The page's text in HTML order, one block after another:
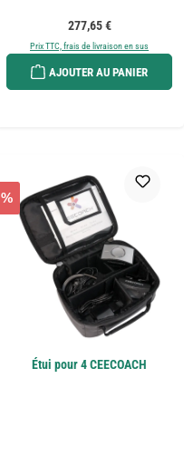
Prix régulier :
277,65 €
Prix TTC, frais de livraison en sus
AJOUTER AU PANIER
%
Étui pour 4 CEECOACH